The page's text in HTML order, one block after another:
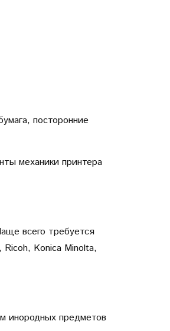
посторонние
механики принтера
всего требуется
Konica Minolta,
инородных предметов